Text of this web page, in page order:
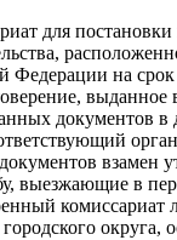
для
Федерации на
документов
взамен
в
комиссариат